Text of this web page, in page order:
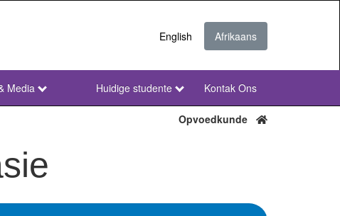
English Afrikaans
Media
NWU
Secondary
Huidige studente Kontak Ons
Opvoedkunde